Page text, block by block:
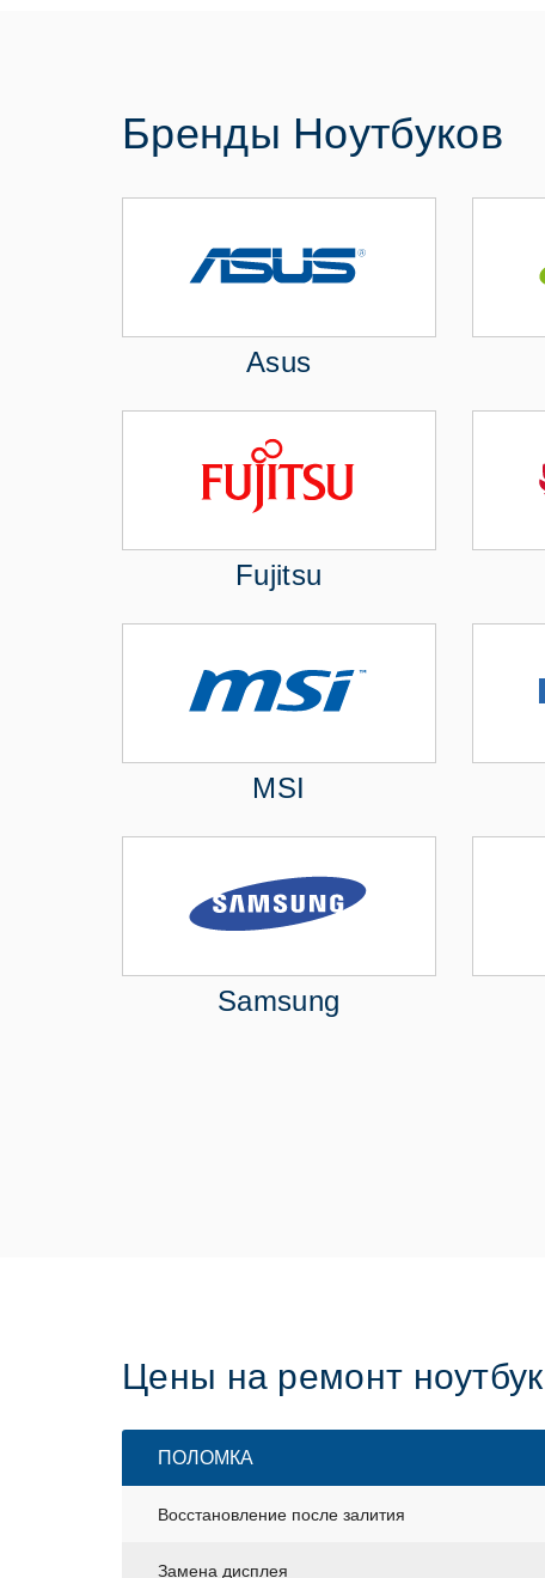
Бренды Ноутбуков
Asus
Fujitsu
MSI
Samsung
Цены на ремонт
ПОЛОМКА
Восстановление после залития
Замена дисплея